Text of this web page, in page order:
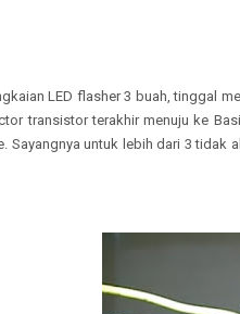
LED flasher 3 buah, tinggal
transistor terakhir menuju ke
Sayangnya untuk lebih dari 3 tidak